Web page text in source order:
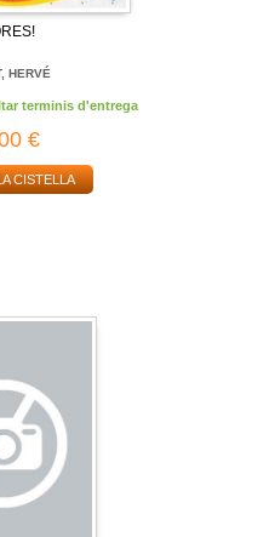
HERVÉ
terminis d'entrega
€
CISTELLA